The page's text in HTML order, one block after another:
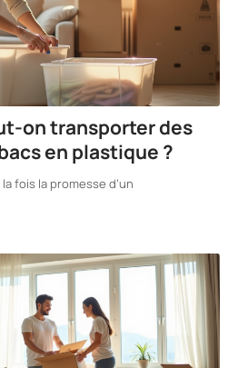
on transporter des
en plastique ?
fois la promesse d’un